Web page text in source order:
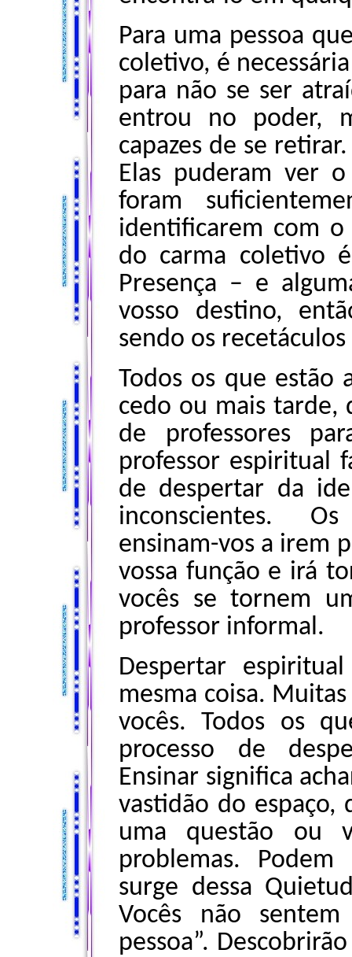
Para uma pessoa
coletivo, é
para não se ser
entrou no poder,
capazes de se
Elas puderam ver
foram
identificarem com
do carma coletivo
Presença – e
vosso destino,
sendo os
Todos os que estão
cedo ou mais tarde,
de professores
professor espiritual
de despertar da
inconscientes.
ensinam-vos a irem
vossa função e irá
vocês se tornem
professor informal.
Despertar
mesma coisa.
vocês. Todos os
processo de
Ensinar significa
vastidão do espaço,
uma questão ou
problemas.
surge dessa
Vocês não
pessoa”.